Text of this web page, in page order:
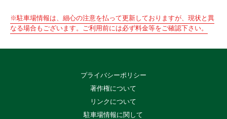
※駐車場情報は、細心の注意を払って更新しておりますが、現状と異
なる場合もございます。ご利用前には必ず料金等をご確認下さい。
プライバシーポリシー
著作権について
リンクについて
駐車場情報に関して